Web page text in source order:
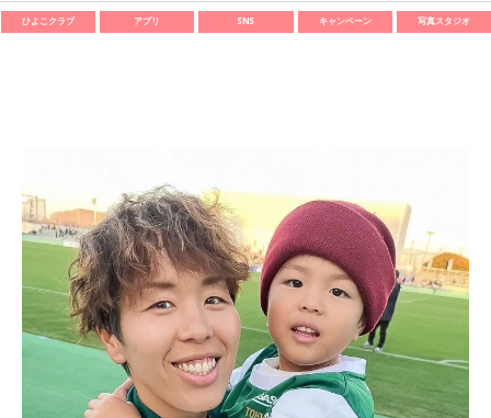
ひよこクラブ アプリ SNS キャンペーン 写真スタジオ